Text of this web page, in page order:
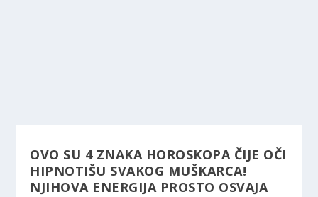
OVO SU 4 ZNAKA HOROSKOPA ČIJE OČI
HIPNOTIŠU SVAKOG MUŠKARCA!
NJIHOVA ENERGIJA PROSTO OSVAJA